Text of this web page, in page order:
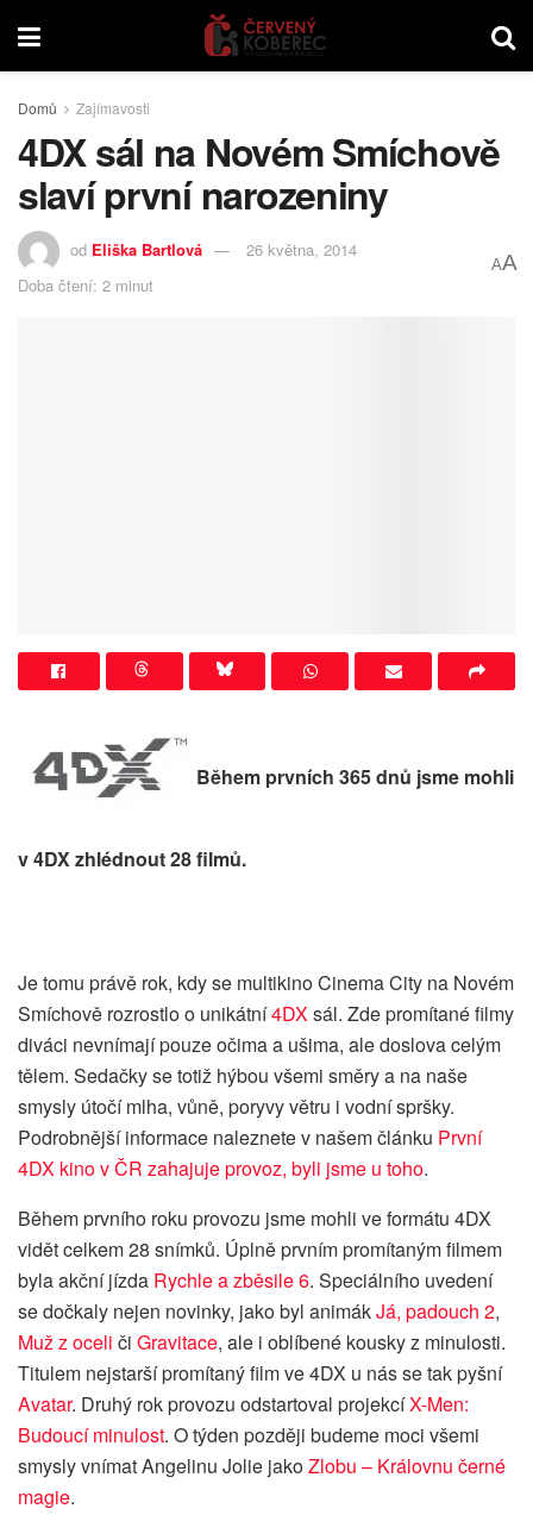
Domů Zajímavosti
4DX sál na Novém Smíchově
slaví první narozeniny
od Eliška Bartlová
26 května, 2014
Doba čtení: 2 minut
AA
Během prvních 365 dnů jsme mohli
v 4DX zhlédnout 28 filmů.
Je tomu právě rok, kdy se multikino Cinema City na Novém
Smíchově rozrostlo o unikátní4DXsál. Zde promítané filmy
diváci nevnímají pouze očima a ušima, ale doslova celým
tělem. Sedačky se totiž hýbou všemi směry a na naše
smysly útočí mlha, vůně, poryvy větru i vodní spršky.
Podrobnější informace naleznete v našem článku První
4DX kino v ČR zahajuje provoz, byli jsme u toho.
Během prvního roku provozu jsme mohli ve formátu 4DX
vidět celkem 28 snímků. Úplně prvním promítaným filmem
byla akční jízda Rychle a zběsile 6. Speciálního uvedení
se dočkaly nejen novinky, jako byl animákJá, padouch 2,
Muž z oceli či Gravitace, ale i oblíbené kousky z minulosti.
Titulem nejstarší promítaný film ve 4DX u nás se tak pyšní
Avatar. Druhý rok provozu odstartoval projekcíX-Men:
Budoucí minulost. O týden později budeme moci všemi
smysly vnímat Angelinu Jolie jakoZlobu – Královnu černé
magie.